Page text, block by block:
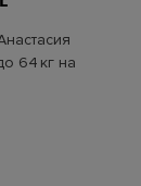
64 кг на